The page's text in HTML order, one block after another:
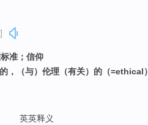
准；信仰
，（与）伦理（有关）的（=ethical）
英英释义